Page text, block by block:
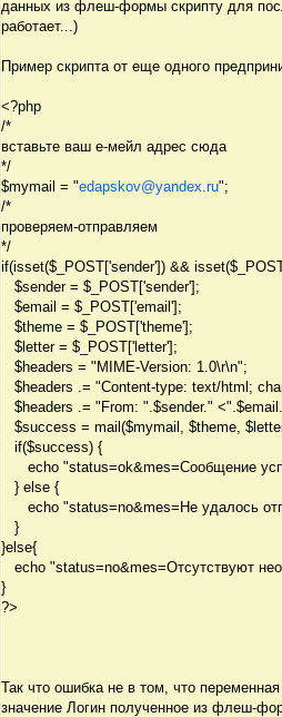
данных из флеш-формы скрипту для
работает...)
Пример скрипта от еще одного
<?php
/*
вставьте ваш е-мейл адрес сюда
*/
$mymail = "edapskov@yandex.ru";
/*
проверяем-отправляем
*/
if(isset($_POST['sender']) &&
$sender = $_POST['sender'];
$email = $_POST['email'];
$theme = $_POST['theme'];
$letter = $_POST['letter'];
$headers = "MIME-Version: 1.0\r\n";
$headers .= "Content-type: text/html;
$headers .= "From: ".$sender."
$success = mail($mymail, $theme,
if($success) {
echo "status=ok&mes=Сообщение
} else {
echo "status=no&mes=Не удалось
}
}else{
echo "status=no&mes=Отсутствуют
}
?>
Так что ошибка не в том, что
значение Логин полученное из флеш-